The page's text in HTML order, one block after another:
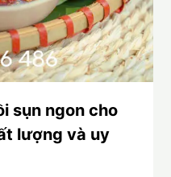
sụn ngon cho
lượng và uy